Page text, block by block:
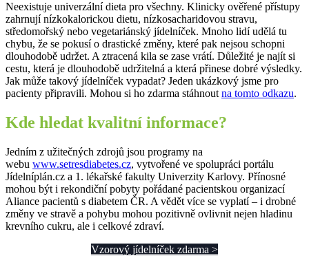
Neexistuje univerzální dieta pro všechny. Klinicky ověřené přístupy
zahrnují nízkokalorickou dietu, nízkosacharidovou stravu,
středomořský nebo vegetariánský jídelníček. Mnoho lidí udělá tu
chybu, že se pokusí o drastické změny, které pak nejsou schopni
dlouhodobě udržet. A ztracená kila se zase vrátí. Důležité je najít si
cestu, která je dlouhodobě udržitelná a která přinese dobré výsledky.
Jak může takový jídelníček vypadat? Jeden ukázkový jsme pro
pacienty připravili. Mohou si ho zdarma stáhnout na tomto odkazu.
Kde hledat kvalitní informace?
Jedním z užitečných zdrojů jsou programy na
webu www.setresdiabetes.cz, vytvořené ve spolupráci portálu
Jídelníplán.cz a 1. lékařské fakulty Univerzity Karlovy. Přínosné
mohou být i rekondiční pobyty pořádané pacientskou organizací
Aliance pacientů s diabetem ČR. A vědět více se vyplatí – i drobné
změny ve stravě a pohybu mohou pozitivně ovlivnit nejen hladinu
krevního cukru, ale i celkové zdraví.
Vzorový jídelníček zdarma >